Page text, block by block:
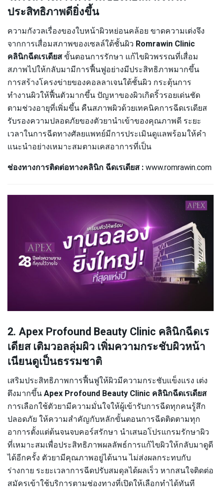
ประสิทธิภาพดียิ่งขึ้น
ความกังวลเรื่องของใบหน้าผิวหย่อนคล้อย ขาดความเต่งจึง
จากการเสื่อมสภาพของเซลล์ใต้ชั้นผิว Romrawin Clinic
คลินิกฉีดเรเดียสขั้นตอนการรักษา แก้ไขผิวพรรณที่เสื่อม
สภาพไปให้กลับมามีการฟื้นฟูอย่างมีประสิทธิภาพมากขึ้น
การสร้างโครงข่ายของคอลลาเจนใต้ชั้นผิว กระตุ้นการ
ทำงานผิวให้ฟื้นตัวมากขึ้น ปัญหาของผิวเกิดริ้วรอยเด่นชัด
ตามช่วงอายุที่เพิ่มขึ้น คืนสภาพผิวด้วยเทคนิคการฉีดเรเดียส
รับรองความปลอดภัยของตัวยานำเข้าของคุณภาพดี ระยะ
เวลาในการฉีดทางศัลยแพทย์มีการประเมินดูแลพร้อมให้คำ
แนะนำอย่างเหมาะสมตามเคสอาการที่เป็น
ช่องทางการติดต่อทางคลินิก ฉีดเรเดียส :www.romrawin.com
2. Apex Profound Beauty Clinic คลินิกฉีดเร
เดียส เติมวอลลุ่มผิว เพิ่มความกระชับผิวหน้า
เนียนดูเป็นธรรมชาติ
เสริมประสิทธิภาพการฟื้นฟูให้ผิวมีความกระชับแข็งแรง เต่ง
ตึงมากขึ้นApex Profound Beauty Clinic คลินิกฉีดเรเดียส
การเลือกใช้ตัวยามีความมั่นใจให้ผู้เข้ารับการฉีดทุกคนรู้สึก
ปลอดภัย ให้ความสำคัญกับหลักขั้นตอนการฉีดติดตามทุก
อาการตั้งแต่ต้นจนจบคอร์สรักษา นำเสนอโปรแกรมรักษาผิว
ที่เหมาะสมเพื่อประสิทธิภาพผลลัพธ์การแก้ไขผิวให้กลับมาดูดี
ได้อีกครั้ง ตัวยามีคุณภาพอยู่ได้นาน ไม่ส่งผลกระทบกับ
ร่างกาย ระยะเวลาการฉีดปรับสมดุลได้ผลเร็ว หากสนใจติดต่อ
สมัครเข้าใช้บริการตามช่องทางที่เปิดให้เลือกทำได้ทันที